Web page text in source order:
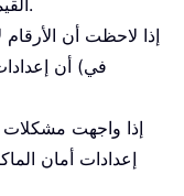
القيمة السالبة الصحيحة للوحدة المختارة.
إذا لاحظت أن
أن
إذا واجهت مشكلات
إعدادات أمان